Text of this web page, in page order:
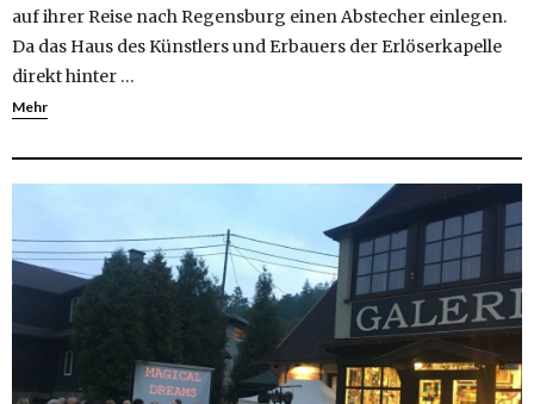
auf ihrer Reise nach Regensburg einen Abstecher einlegen.
Da das Haus des Künstlers und Erbauers der Erlöserkapelle
direkt hinter …
Mehr